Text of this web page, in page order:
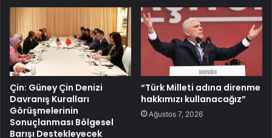
Çin: Güney Çin Denizi
Davranış Kuralları
Görüşmelerinin
Sonuçlanması Bölgesel
Barışı Destekleyecek
“Türk Milleti adına direnme
hakkımızı kullanacağız”
Ağustos 7, 2026